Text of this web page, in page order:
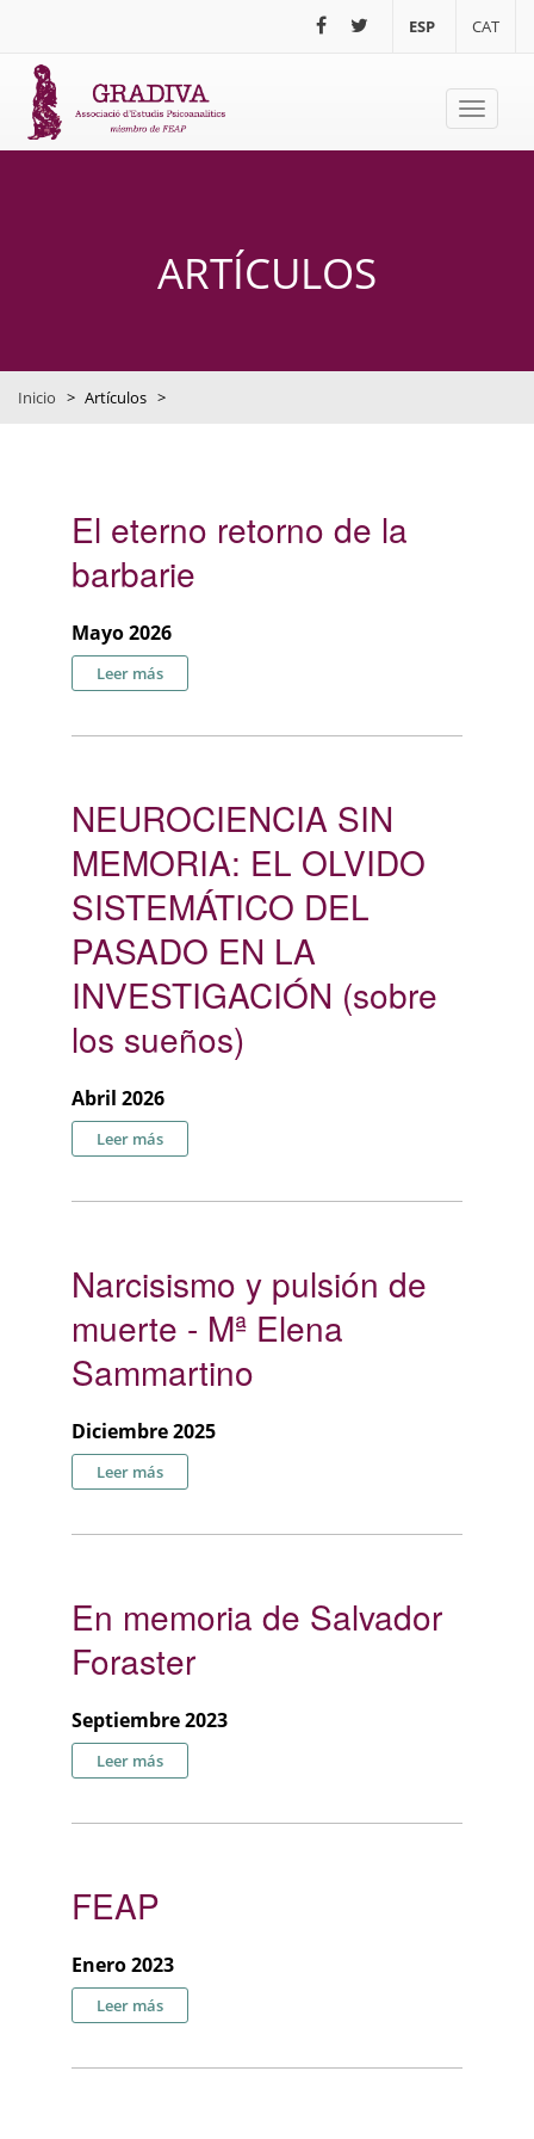
ESP CAT
Toggle
ARTÍCULOS
Inicio > Artículos >
El eterno retorno de la
barbarie
Mayo 2026
Leer más
NEUROCIENCIA SIN
MEMORIA: EL OLVIDO
SISTEMÁTICO DEL
PASADO EN LA
INVESTIGACIÓN (sobre
los sueños)
Abril 2026
Leer más
Narcisismo y pulsión de
muerte - Mª Elena
Sammartino
Diciembre 2025
Leer más
En memoria de Salvador
Foraster
Septiembre 2023
Leer más
FEAP
Enero 2023
Leer más